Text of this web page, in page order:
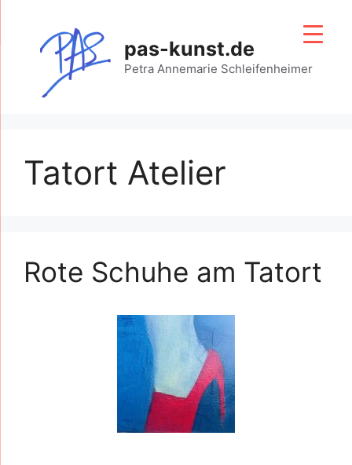
springen
pas-kunst.de
Petra Annemarie Schleifenheimer
Tatort Atelier
Rote Schuhe am Tatort